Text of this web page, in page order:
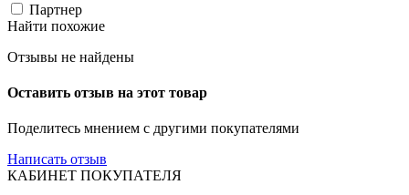
Партнер
Найти похожие
Отзывы не найдены
Оставить отзыв на этот товар
Поделитесь мнением с другими покупателями
Написать отзыв
КАБИНЕТ ПОКУПАТЕЛЯ